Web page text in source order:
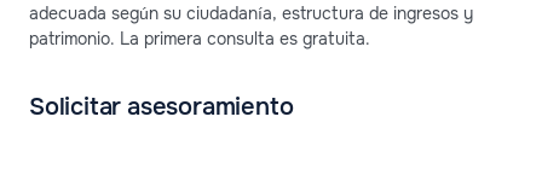
adecuada según su ciudadanía, estructura de ingresos y
patrimonio. La primera consulta es gratuita.
Solicitar asesoramiento